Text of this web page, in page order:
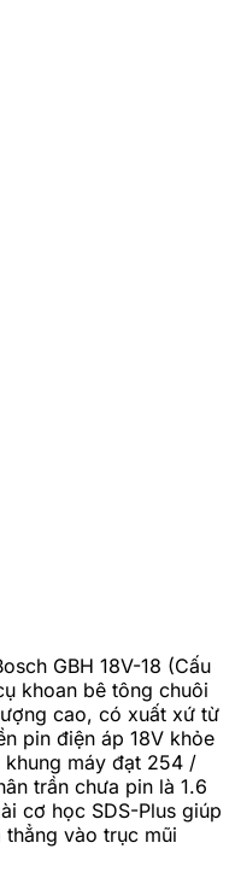
GBH 18V-18 (Cấu
khoan bê tông chuôi
cao, có xuất xứ từ
pin điện áp 18V khỏe
máy đạt 254 /
trần chưa pin là 1.6
cơ học SDS-Plus giúp
vào trục mũi